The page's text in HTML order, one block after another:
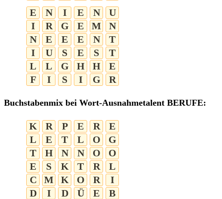
E
N I E N
U
I
R G E M
N
N
E E E N
T
I
U S E S
T
L
L G H H
E
F
I S I G R
Buchstabenmix bei Wort-Ausnahmetalent BERUFE:
K R P E R
E
L
E T L O
G
T
H N N O
O
E
S K T R
L
C
M K O R
I
D
I D Ü E
B